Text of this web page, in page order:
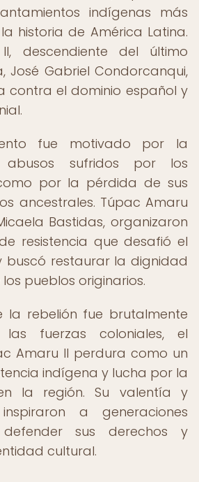
indígenas más
historia de América Latina.
descendiente del último
José Gabriel Condorcanqui,
contra el dominio español y
fue motivado por la
abusos sufridos por los
por la pérdida de sus
ancestrales. Túpac Amaru
Bastidas, organizaron
resistencia que desafió el
buscó restaurar la dignidad
pueblos originarios.
la rebelión fue brutalmente
fuerzas coloniales, el
Amaru II perdura como un
indígena y lucha por la
la región. Su valentía y
a generaciones
sus derechos y
cultural.